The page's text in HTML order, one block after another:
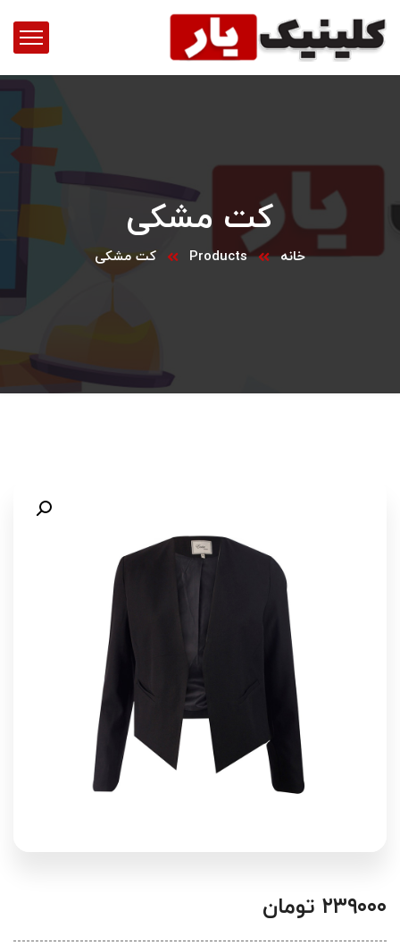
کت مشکی
خانه Products کت مشکی
۲۳۹۰۰۰ تومان